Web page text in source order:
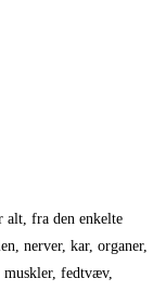
alt, fra den enkelte
nerver, kar, organer,
fedtvæv,